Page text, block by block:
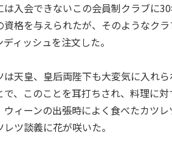
入会できないこの会員制クラブに
格を与えられたが、そのようなク
ィッシュを注文した。
天皇、皇后両陛下も大変気に入れ
、このことを耳打ちされ、料理に
ィーンの出張時によく食べたカツ
ツ談義に花が咲いた。